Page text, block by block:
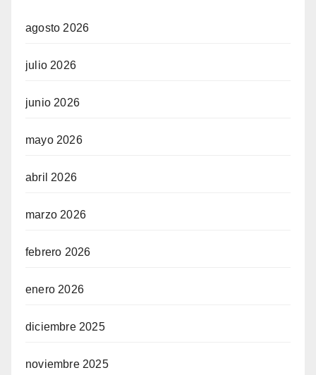
agosto 2026
julio 2026
junio 2026
mayo 2026
abril 2026
marzo 2026
febrero 2026
enero 2026
diciembre 2025
noviembre 2025